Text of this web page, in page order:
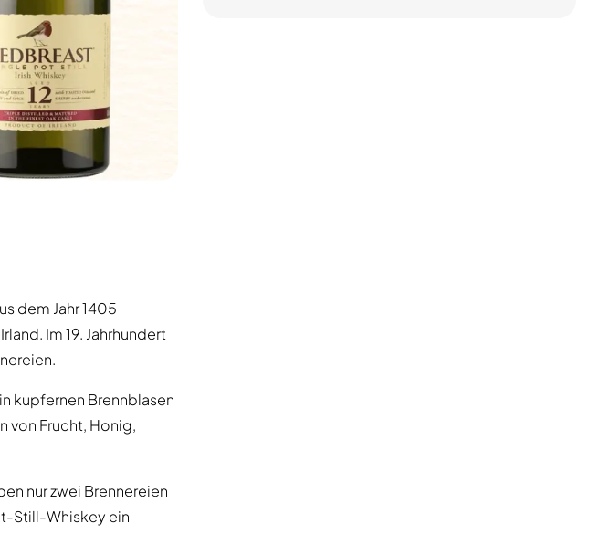
dem Jahr 1405
Im 19. Jahrhundert
kupfernen Brennblasen
von Frucht, Honig,
nur zwei Brennereien
Still-Whiskey ein